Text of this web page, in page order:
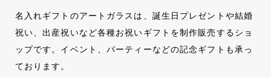
名入れギフトのアートガラスは、誕生日プレゼントや結婚
祝い、出産祝いなど各種お祝いギフトを制作販売するショ
ップです。イベント、パーティーなどの記念ギフトも承っ
ております。